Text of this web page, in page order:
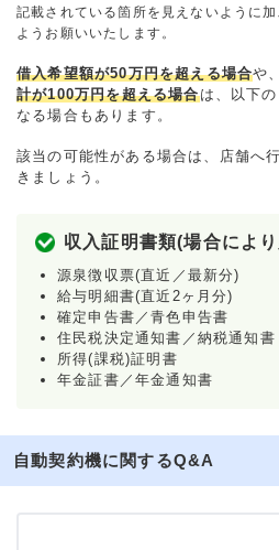
記載されている箇所を見えないように
ようお願いいたします。
借入希望額が50万円を超える場合や、
計が100万円を超える場合は、以下の
なる場合もあります。
該当の可能性がある場合は、店舗へ
きましょう。
収入証明書類(場合によ
源泉徴収票(直近／最新分)
給与明細書(直近2ヶ月分)
確定申告書／青色申告書
住民税決定通知書／納税通知書
所得(課税)証明書
年金証書／年金通知書
自動契約機に関するQ&A